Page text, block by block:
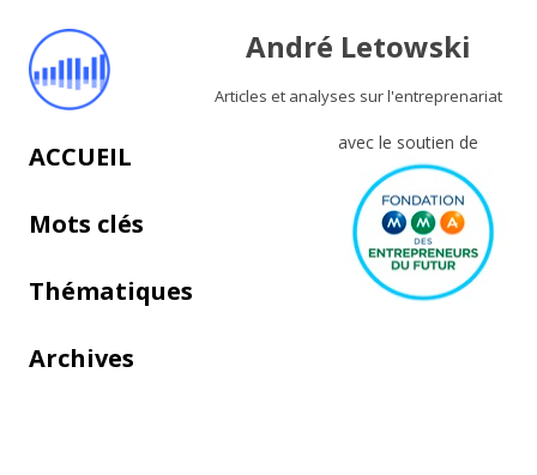
André Letowski
Articles et analyses sur l'entreprenariat
avec le soutien de
Aller au contenu principal
ACCUEIL
Mots clés
Thématiques
Archives